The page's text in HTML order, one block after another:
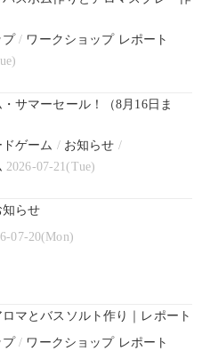
プ/ ワークショップ レポート
サマーセール！（8月16日ま
ゲーム / お知らせ /
2026-07-21(Tue)
らせ
07-20(Mon)
マとバスソルト作り｜レポート
プ/ ワークショップ レポート